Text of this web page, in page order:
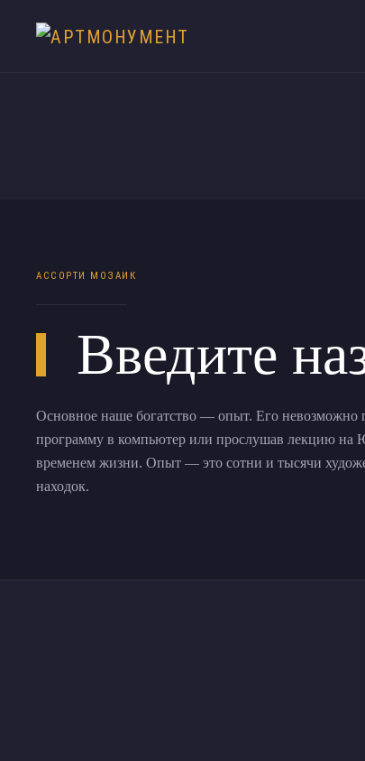
АССОРТИ МОЗАИК
Введите
Основное наше богатство — опыт. Его невозможно
программу в компьютер или прослушав лекцию на
временем жизни. Опыт — это сотни и тысячи
находок.